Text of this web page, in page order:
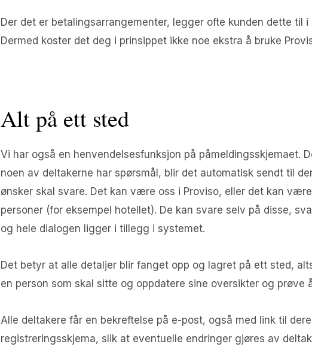
Der det er betalingsarrangementer, legger ofte kunden dette til i
Dermed koster det deg i prinsippet ikke noe ekstra å bruke
Alt på ett sted
Vi har også en henvendelsesfunksjon på påmeldingsskjemaet.
noen av deltakerne har spørsmål, blir det automatisk sendt til
ønsker skal svare. Det kan være oss i Proviso, eller det kan
personer (for eksempel hotellet). De kan svare selv på disse,
og hele dialogen ligger i tillegg i systemet.
Det betyr at alle detaljer blir fanget opp og lagret på ett sted,
en person som skal sitte og oppdatere sine oversikter og prøve
Alle deltakere får en bekreftelse på e-post, også med link til
registreringsskjema, slik at eventuelle endringer gjøres av